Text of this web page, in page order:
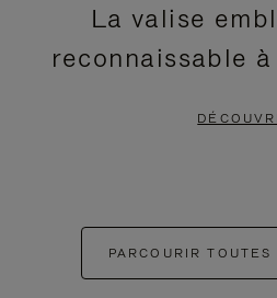
La valise
reconnaissable
PARCOURIR